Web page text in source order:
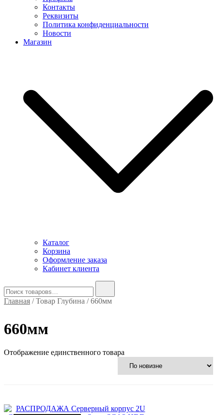
Контакты
Реквизиты
Политика конфиденциальности
Новости
Магазин
Каталог
Корзина
Оформление заказа
Кабинет клиента
Главная / Товар Глубина / 660мм
660мм
Отображение единственного товара